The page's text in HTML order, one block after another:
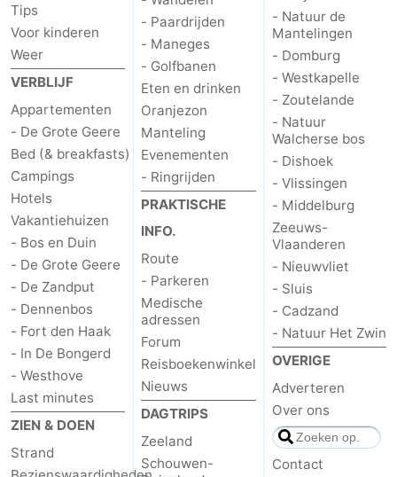
Tips
Voor kinderen
Weer
VERBLIJF
Appartementen
- De Grote Geere
Bed (& breakfasts)
Campings
Hotels
Vakantiehuizen
- Bos en Duin
- De Grote Geere
- De Zandput
- Dennenbos
- Fort den Haak
- In De Bongerd
- Westhove
Last minutes
ZIEN & DOEN
Strand
- Paardrijden
- Maneges
- Golfbanen
Eten en drinken
Oranjezon
Manteling
Evenementen
- Ringrijden
PRAKTISCHE
INFO.
Route
- Parkeren
Medische
adressen
Forum
Reisboekenwinkel
Nieuws
DAGTRIPS
Zeeland
Schouwen-
- Natuur de
Mantelingen
- Domburg
- Westkapelle
- Zoutelande
- Natuur
Walcherse bos
- Dishoek
- Vlissingen
- Middelburg
Zeeuws-
Vlaanderen
- Nieuwvliet
- Sluis
- Cadzand
- Natuur Het Zwin
OVERIGE
Adverteren
Over ons
Contact